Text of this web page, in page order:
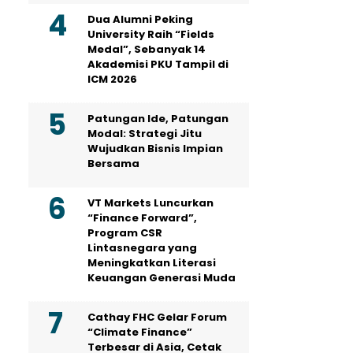
Dua Alumni Peking
University Raih “Fields
Medal”, Sebanyak 14
Akademisi PKU Tampil di
ICM 2026
Patungan Ide, Patungan
Modal: Strategi Jitu
Wujudkan Bisnis Impian
Bersama
VT Markets Luncurkan
“Finance Forward”,
Program CSR
Lintasnegara yang
Meningkatkan Literasi
Keuangan Generasi Muda
Cathay FHC Gelar Forum
“Climate Finance”
Terbesar di Asia, Cetak